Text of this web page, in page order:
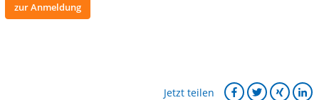
zur Anmeldung
Jetzt teilen